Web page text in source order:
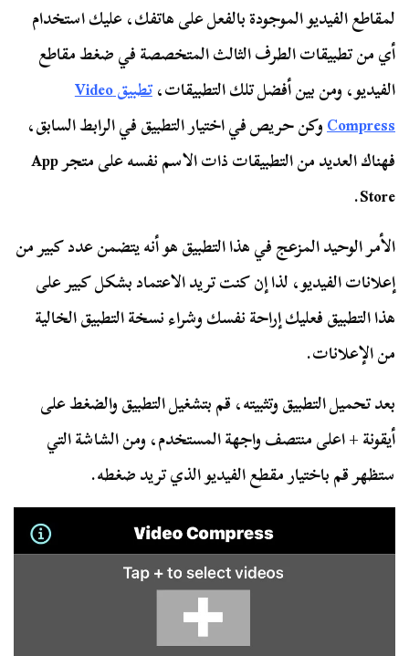
لمقاطع الفيديو الموجودة بالفعل على هاتفك، عليك استخدام
أي من تطبيقات الطرف الثالث المتخصصة في ضغط مقاطع
الفيديو، ومن بين أفضل تلك التطبيقات،
تطبيق Video
Compressوكن حريص في اختيار التطبيق في الرابط السابق،
فهناك العديد من التطبيقات ذات الاسم نفسه على متجر App
Store.
الأمر الوحيد المزعج في هذا التطبيق هو أنه يتضمن عدد كبير من
إعلانات الفيديو، لذا إن كنت تريد الاعتماد بشكل كبير على
هذا التطبيق فعليك إراحة نفسك وشراء نسخة التطبيق الخالية
من الإعلانات.
بعد تحميل التطبيق وتثبيته، قم بتشغيل التطبيق والضغط على
أيقونة + اعلى منتصف واجهة المستخدم، ومن الشاشة التي
ستظهر قم باختيار مقطع الفيديو الذي تريد ضغطه.